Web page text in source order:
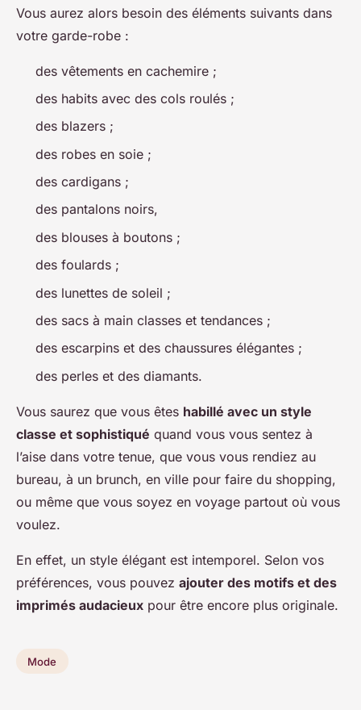
Vous aurez alors besoin des éléments suivants dans
votre garde-robe :
des vêtements en cachemire ;
des habits avec des cols roulés ;
des blazers ;
des robes en soie ;
des cardigans ;
des pantalons noirs,
des blouses à boutons ;
des foulards ;
des lunettes de soleil ;
des sacs à main classes et tendances ;
des escarpins et des chaussures élégantes ;
des perles et des diamants.
Vous saurez que vous êtes habillé avec un style
classe et sophistiqué quand vous vous sentez à
l’aise dans votre tenue, que vous vous rendiez au
bureau, à un brunch, en ville pour faire du shopping,
ou même que vous soyez en voyage partout où vous
voulez.
En effet, un style élégant est intemporel. Selon vos
préférences, vous pouvez ajouter des motifs et des
imprimés audacieux pour être encore plus originale.
Mode